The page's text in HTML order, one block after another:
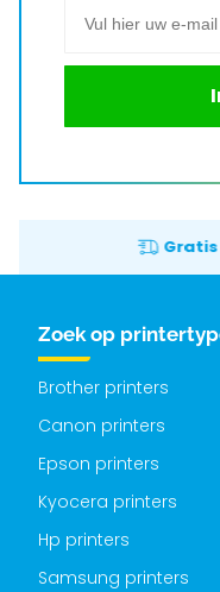
Zoek op
Brother printers
Canon printers
Epson printers
Kyocera printers
Hp printers
Samsung printers